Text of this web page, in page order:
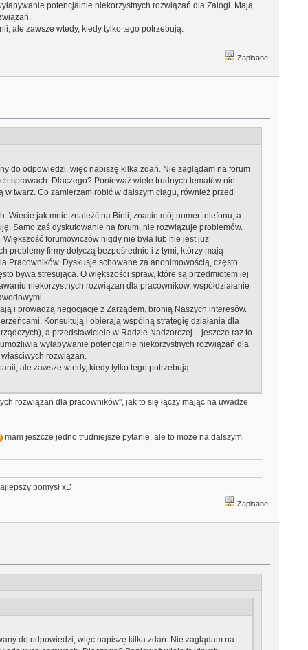
potencjalnie niekorzystnych rozwiązań dla Załogi. Mają
ale zawsze wtedy, kiedy tylko tego potrzebują.
Zapisane
do odpowiedzi, więc napiszę kilka zdań. Nie zaglądam na forum
sprawach. Dlaczego? Ponieważ wiele trudnych tematów nie
twarz. Co zamierzam robić w dalszym ciągu, również przed
Wiecie jak mnie znaleźć na Bieli, znacie mój numer telefonu, a
Samo zaś dyskutowanie na forum, nie rozwiązuje problemów.
Większość forumowiczów nigdy nie była lub nie jest już
problemy firmy dotyczą bezpośrednio i z tymi, którzy mają
Pracowników. Dyskusje schowane za anonimowością, często
bywa stresująca. O większości spraw, które są przedmiotem jej
niekorzystnych rozwiązań dla pracowników, współdziałanie
i prowadzą negocjacje z Zarządem, bronią Naszych interesów.
Konsultują i obierają wspólną strategię działania dla
a przedstawiciele w Radzie Nadzorczej – jeszcze raz to
wyłapywanie potencjalnie niekorzystnych rozwiązań dla
rozwiązań.
ale zawsze wtedy, kiedy tylko tego potrzebują.
rozwiązań dla pracowników", jak to się łączy mając na uwadze
mam jeszcze jedno trudniejsze pytanie, ale to może na dalszym
pomysł xD
Zapisane
do odpowiedzi, więc napiszę kilka zdań. Nie zaglądam na